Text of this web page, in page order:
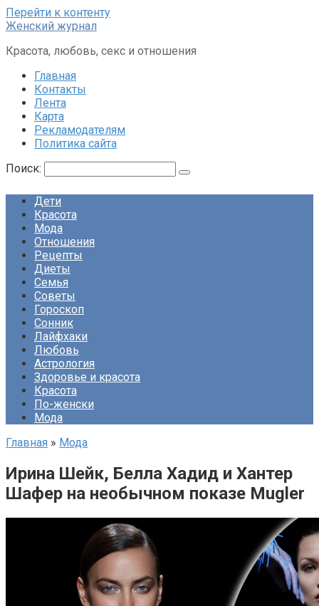
Перейти к контенту
Женский журнал
Красота, любовь, секс и отношения
Главная
Контакты
Лента
Карта
Рекламодателям
Политика сайта
Поиск:
Дети
Красота
Мода
Отношения
Рецепты
Диеты
Семья
Советы
Гороскоп
Сонник
Лайфхаки
Любовь
Астрология
Здоровье и красота
Красота
По-женски
Мода
Главная » Мода
Ирина Шейк, Белла Хадид и Хантер
Шафер на необычном показе Mugler